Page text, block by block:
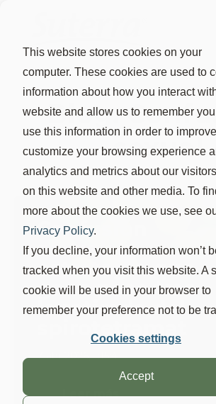
This website stores cookies on your
computer. These cookies are used to
information about how you interact
website and allow us to remember
use this information in order to
customize your browsing experience
analytics and metrics about our
on this website and other media. To
more about the cookies we use, see
Privacy Policy.
If you decline, your information won’t
tracked when you visit this website. A
cookie will be used in your browser to
remember your preference not to be
Cookies settings
Accept
Blog:
sexual
Confusión
sexual: la
estrategia que
gana peso tras
la retirada del
spirotetramat
7 abr 2026, 1:15:41
Leer más